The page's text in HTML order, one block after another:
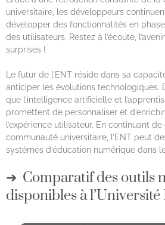
universitaire, les développeurs
développer des fonctionnalités en
des utilisateurs. Restez à l’écoute,
surprises !
Le futur de l’ENT réside dans sa
anticiper les évolutions technologiques.
que l’intelligence artificielle et
promettent de personnaliser et
l’expérience utilisateur. En continuant
communauté universitaire, l’ENT peut
systèmes d’éducation numérique dans
Comparatif des outils
disponibles à